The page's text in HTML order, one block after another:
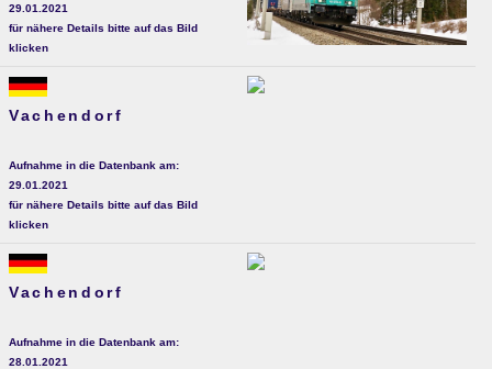
29.01.2021
für nähere Details bitte auf das Bild
klicken
Vachendorf
Aufnahme in die Datenbank am:
29.01.2021
für nähere Details bitte auf das Bild
klicken
Vachendorf
Aufnahme in die Datenbank am:
28.01.2021